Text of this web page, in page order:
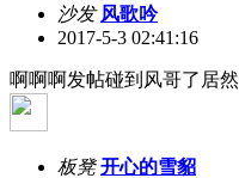
沙发 风歌吟
2017-5-3 02:41:16
啊啊啊发帖碰到风哥了居
板凳 开心的雪貂